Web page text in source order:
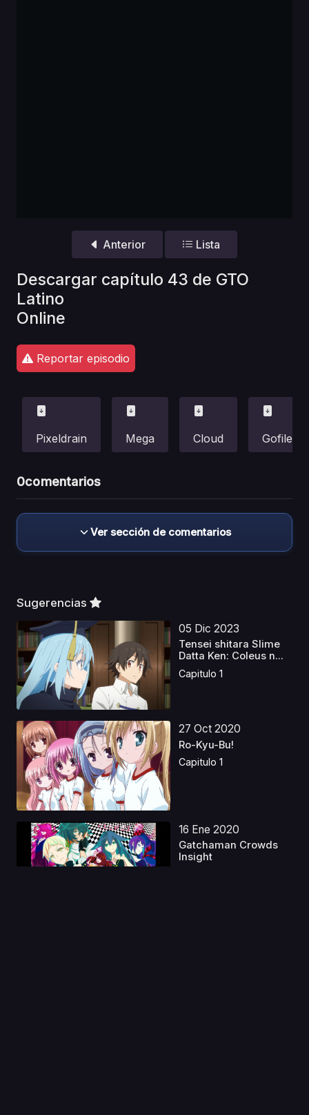
Anterior Lista
Descargar capítulo 43 de GTO
Latino
Online
Reportar episodio
Pixeldrain Mega Cloud Gofile
0comentarios
Ver sección de comentarios
Sugerencias
05 Dic 2023
Tensei shitara Slime
Datta Ken: Coleus n...
Capitulo 1
27 Oct 2020
Ro-Kyu-Bu!
Capitulo 1
16 Ene 2020
Gatchaman Crowds
Insight